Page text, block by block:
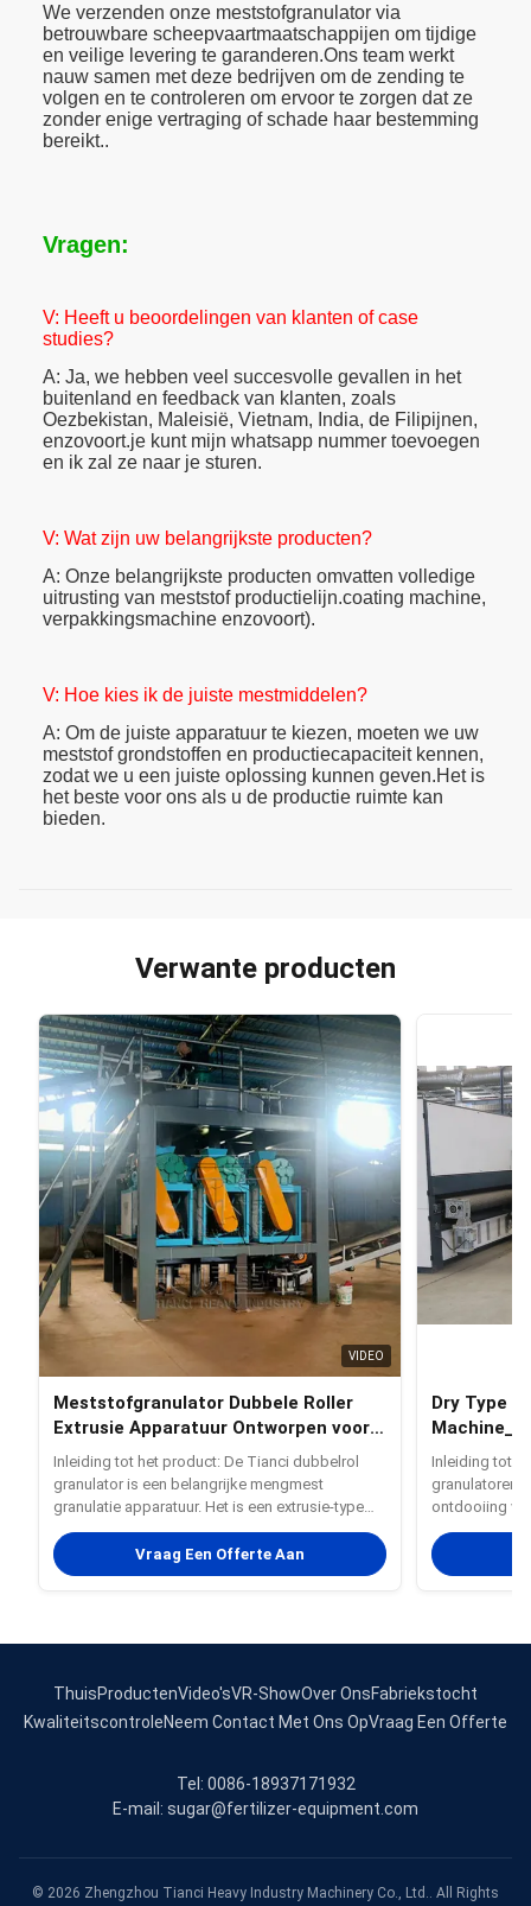
We verzenden onze meststofgranulator via
betrouwbare scheepvaartmaatschappijen om tijdige
en veilige levering te garanderen.Ons team werkt
nauw samen met deze bedrijven om de zending te
volgen en te controleren om ervoor te zorgen dat ze
zonder enige vertraging of schade haar bestemming
bereikt..
Vragen:
V: Heeft u beoordelingen van klanten of case
studies?
A: Ja, we hebben veel succesvolle gevallen in het
buitenland en feedback van klanten, zoals
Oezbekistan, Maleisië, Vietnam, India, de Filipijnen,
enzovoort.je kunt mijn whatsapp nummer toevoegen
en ik zal ze naar je sturen.
V: Wat zijn uw belangrijkste producten?
A: Onze belangrijkste producten omvatten volledige
uitrusting van meststof productielijn.coating machine,
verpakkingsmachine enzovoort).
V: Hoe kies ik de juiste mestmiddelen?
A: Om de juiste apparatuur te kiezen, moeten we uw
meststof grondstoffen en productiecapaciteit kennen,
zodat we u een juiste oplossing kunnen geven.Het is
het beste voor ons als u de productie ruimte kan
bieden.
Verwante producten
VIDEO
Meststofgranulator Dubbele Roller
Extrusie Apparatuur Ontworpen voor
Samengestelde Meststof Granulatie
Inleiding tot het product: De Tianci dubbelrol
granulator is een belangrijke mengmest
granulatie apparatuur. Het is een extrusie-type
apparatuur die fysieke kracht gebruikt om droge
materialen in korrels te extruderen.In vergelijking
met andere granulatorenDe twee-roller extrusie
Vraag Een Offerte Aan
Dry Type
Machine_
efficiënte
Inleiding tot
granulatoren
ontdooiing
maken
een gesloten
geen
ThuisProductenVideo'sVR-ShowOver OnsFabriekstocht
KwaliteitscontroleNeem Contact Met Ons OpVraag Een Offerte
Tel: 0086-18937171932
E-mail: sugar@fertilizer-equipment.com
© 2026 Zhengzhou Tianci Heavy Industry Machinery Co., Ltd.. All Rights